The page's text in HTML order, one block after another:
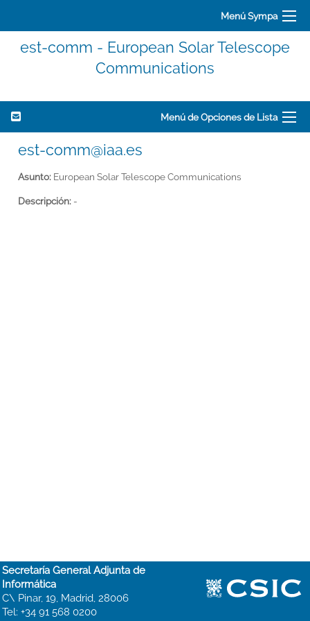
Menú Sympa
est-comm - European Solar Telescope
Communications
Menú de Opciones de Lista
est-comm@iaa.es
Asunto: European Solar Telescope Communications
Descripción: -
Secretaría General Adjunta de
Informática
C\ Pinar, 19, Madrid, 28006
Tel: +34 91 568 0200